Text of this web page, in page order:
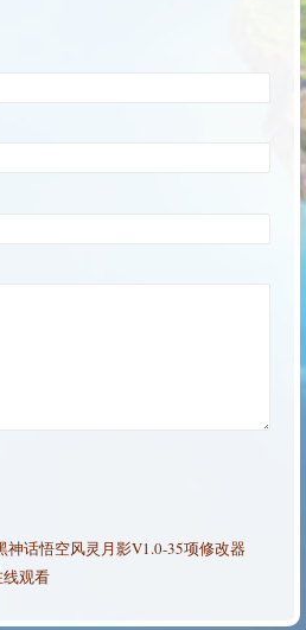
神话悟空风灵月影V1.0-35项修改器
观看